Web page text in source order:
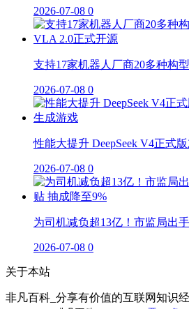
2026-07-08 0
支持17家机器人厂商20多种构
2026-07-08 0
性能大提升 DeepSeek V4正式
2026-07-08 0
为司机减负超13亿！市监局出
2026-07-08 0
关于本站
非凡百科_分享有价值的互联网知识